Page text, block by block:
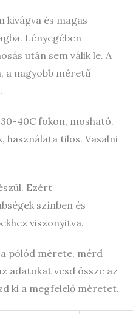
kivágva és magas
Lényegében
után sem válik le. A
a nagyobb méretű
40C fokon, mosható.
tilos. Vasalni
Ezért
színben és
viszonyitva.
pólód mérete, mérd
adatokat vesd össze az
ki a megfelelő méretet.